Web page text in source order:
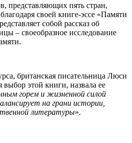
представляющих пять стран,
своей книге-эссе «Памяти
собой рассказ об
– своеобразное исследование
британская писательница Люси
выбор этой книги, назвала ее
горем и жизненной силой
на грани истории,
литературы».